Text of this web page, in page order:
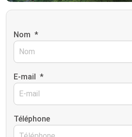
Nom *
E-mail *
Téléphone